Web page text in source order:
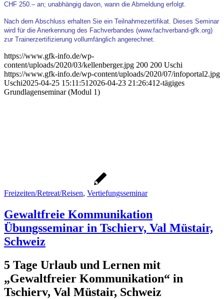
CHF 250.– an; unabhängig davon, wann die Abmeldung erfolgt.
Nach dem Abschluss erhalten Sie ein Teilnahmezertifikat. Dieses Seminar
wird für die Anerkennung des Fachverbandes (www.fachverband-gfk.org)
zur Trainerzertifizierung vollumfänglich angerechnet.
https://www.gfk-info.de/wp-
content/uploads/2020/03/kellenberger.jpg 200 200 Uschi
https://www.gfk-info.de/wp-content/uploads/2020/07/infoportal2.jpg
Uschi2025-04-25 15:11:51 2026-04-23 21:26:41 2-tägiges
Grundlagenseminar (Modul 1)
Freizeiten/Retreat/Reisen, Vertiefungsseminar
Gewaltfreie Kommunikation
Übungsseminar in Tschierv, Val Müstair,
Schweiz
5 Tage Urlaub und Lernen mit
„Gewaltfreier Kommunikation“ in
Tschierv, Val Müstair, Schweiz